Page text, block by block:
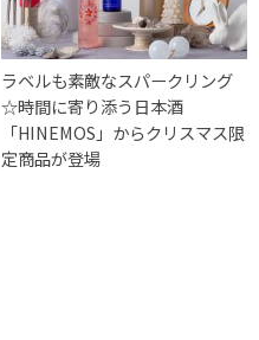
ラベルも素敵なスパークリング
☆時間に寄り添う日本酒
「HINEMOS」からクリスマス限
定商品が登場